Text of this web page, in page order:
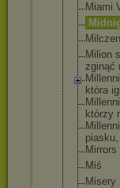
Miami
Milion
zginąć
która
którzy
piasku,
Mirrors
Miś
Misery